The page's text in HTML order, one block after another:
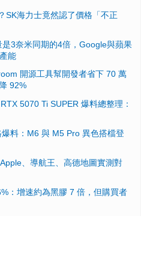
SK海力士竟然認了價格「不正
3奈米同期的4倍，Google與蘋果
能
開源工具幫開發者省下 70 萬
92%
5070 Ti SUPER 爆料總整理：
料：M6 與 M5 Pro 異色搭檔登
、導航王、高德地圖實測對
：增速約為黑膠 7 倍，但購買者